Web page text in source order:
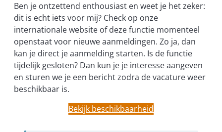
Ben je ontzettend enthousiast en weet je het zeker:
dit is echt iets voor mij? Check op onze
internationale website of deze functie momenteel
openstaat voor nieuwe aanmeldingen. Zo ja, dan
kan je direct je aanmelding starten. Is de functie
tijdelijk gesloten? Dan kun je je interesse aangeven
en sturen we je een bericht zodra de vacature weer
beschikbaar is.
Bekijk beschikbaarheid